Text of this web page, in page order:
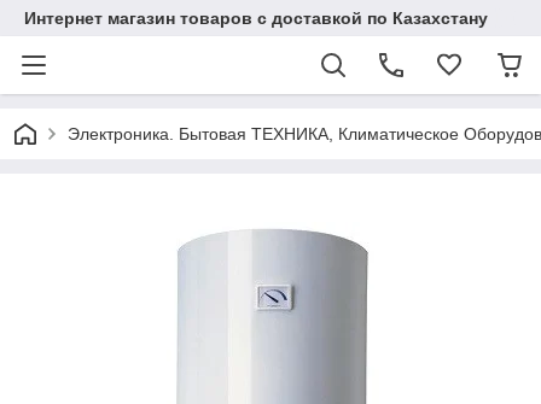
Интернет магазин товаров с доставкой по Казахстану
Электроника. Бытовая ТЕХНИКА, Климатическое